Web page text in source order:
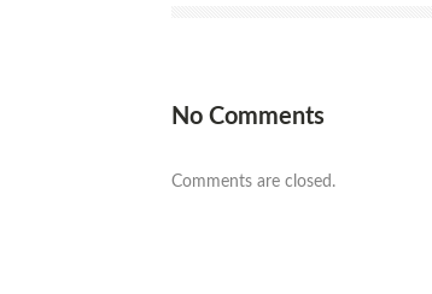
No Comments
Comments are closed.